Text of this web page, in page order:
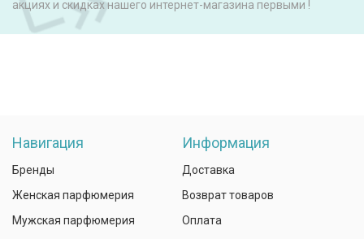
акциях и скидках нашего интернет-магазина первыми !
Навигация
Бренды
Женская парфюмерия
Мужская парфюмерия
Информация
Доставка
Возврат товаров
Оплата